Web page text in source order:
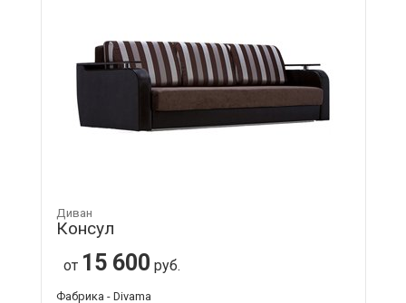
Диван
Консул
от 15 600 руб.
Фабрика - Divama